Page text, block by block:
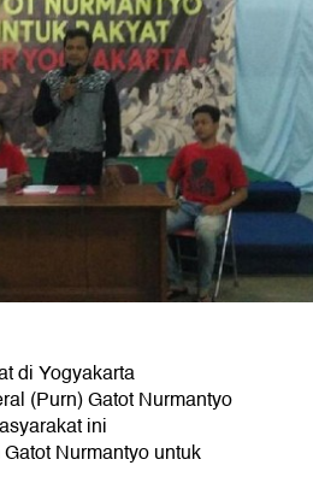
di Yogyakarta
(Purn) Gatot Nurmantyo
ini
Nurmantyo untuk